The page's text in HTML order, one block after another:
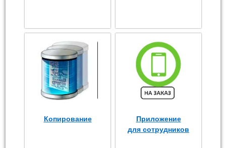
Копирование
Приложение
для сотрудников